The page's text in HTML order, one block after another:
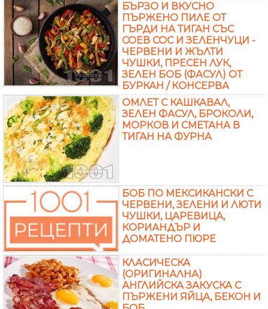
БЪРЗО И ВКУСНО
ПЪРЖЕНО ПИЛЕ ОТ
ГЪРДИ НА ТИГАН СЪС
СОЕВ СОС И ЗЕЛЕНЧУЦИ -
ЧЕРВЕНИ И ЖЪЛТИ
ЧУШКИ, ПРЕСЕН ЛУК,
ЗЕЛЕН БОБ (ФАСУЛ) ОТ
БУРКАН / КОНСЕРВА
ОМЛЕТ С КАШКАВАЛ,
ЗЕЛЕН ФАСУЛ, БРОКОЛИ,
МОРКОВ И СМЕТАНА В
ТИГАН НА ФУРНА
БОБ ПО МЕКСИКАНСКИ С
ЧЕРВЕНИ, ЗЕЛЕНИ И ЛЮТИ
ЧУШКИ, ЦАРЕВИЦА,
КОРИАНДЪР И
ДОМАТЕНО ПЮРЕ
КЛАСИЧЕСКА
(ОРИГИНАЛНА)
АНГЛИЙСКА ЗАКУСКА С
ПЪРЖЕНИ ЯЙЦА, БЕКОН И